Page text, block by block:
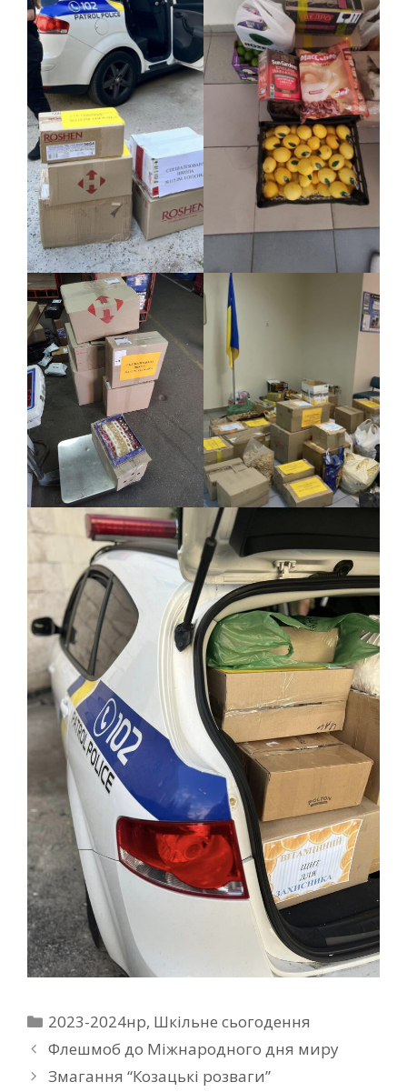
2023-2024нр, Шкільне сьогодення
Флешмоб до Міжнародного дня миру
Змагання “Козацькі розваги”